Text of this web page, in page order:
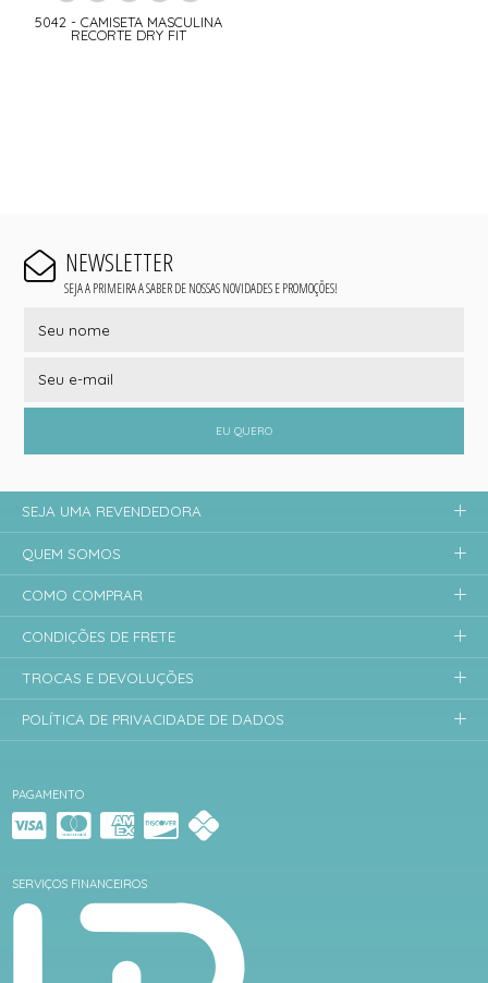
5042 - CAMISETA MASCULINA
RECORTE DRY FIT
NEWSLETTER
SEJA A PRIMEIRA A SABER DE NOSSAS NOVIDADES E PROMOÇÕES!
EU QUERO
PAGAMENTO
SERVIÇOS FINANCEIROS
SEJA UMA REVENDEDORA
QUEM SOMOS
COMO COMPRAR
CONDIÇÕES DE FRETE
TROCAS E DEVOLUÇÕES
POLÍTICA DE PRIVACIDADE DE DADOS